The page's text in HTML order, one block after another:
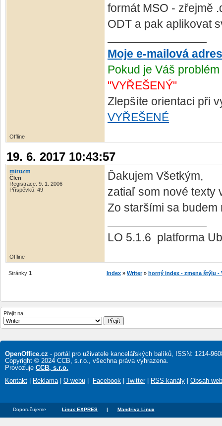
formát MSO - zřejmě
ODT a pak aplikovat
Moje e-mailová
Pokud je Váš
"VYŘEŠENÝ"
Zlepšíte orientaci při
VYŘEŠENÉ
Offline
19. 6. 2017 10:43:57
mirozm
Člen
Registrace: 9. 1. 2006
Příspěvků: 49
Ďakujem Všetkým,
zatiaľ som nové texty
Zo staršími sa
LO 5.1.6 platforma
Offline
Stránky 1 Index » Writer » horný index - zmena štýlu -
Přejít na
OpenOffice.cz - portál pro uživatele kancelářských balíků, ISSN: 1214-
Copyright © 2024 CCB, s.r.o., všechna práva vyhrazena.
Provozuje CCB, s.r.o.
Kontakt
Reklama| O webu Facebook Twitter| RSS kanály Obsah
Doporučujeme Linux EXPRES | Mandriva Linux